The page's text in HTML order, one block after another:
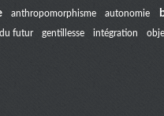
anthropomorphisme autonomie
futur gentillesse intégration